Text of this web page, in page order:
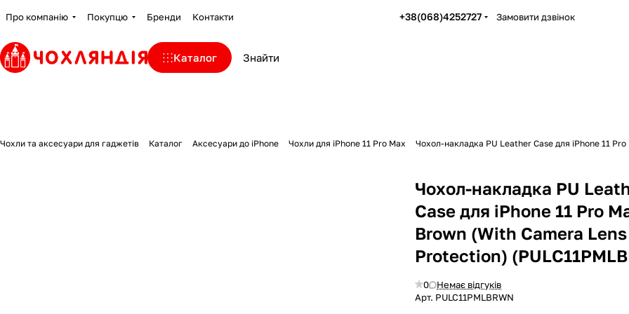
Про компанію Покупцю Бренди Контакти +38(068)4252727 Замовити дзвінок
Каталог
Чохли та аксесуари для гаджетів Каталог Аксесуари до iPhone Чохли для iPhone 11 Pro Max Чохол-накладка PU Leather Case для iPhone 11
Чохол-накладка PU
Case для iPhone 11 Pro
Brown (With Camera Lens
Protection)
0
Немає відгуків
Арт. PULC11PMLBRWN